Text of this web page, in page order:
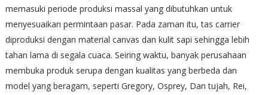
memasuki periode produksi massal yang dibutuhkan untuk
menyesuaikan permintaan pasar. Pada zaman itu, tas carrier
diproduksi dengan material canvas dan kulit sapi sehingga lebih
tahan lama di segala cuaca. Seiring waktu, banyak perusahaan
membuka produk serupa dengan kualitas yang berbeda dan
model yang beragam, seperti Gregory, Osprey, Dan tujah, Rei,